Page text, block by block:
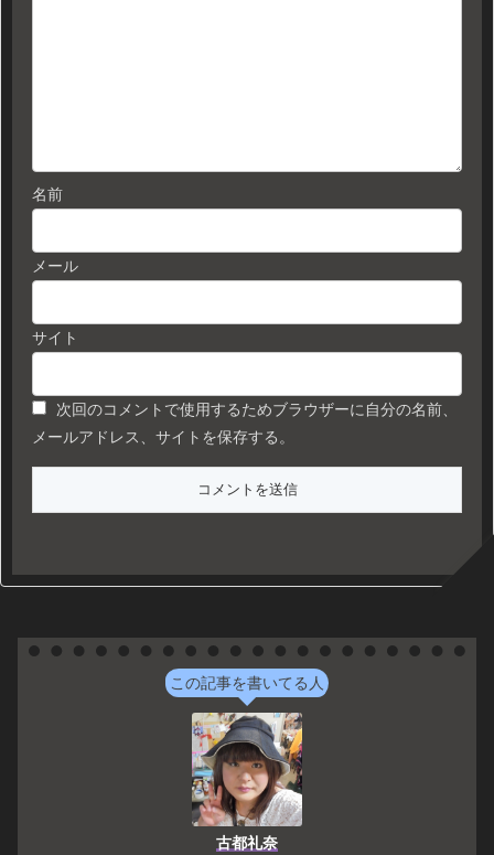
名前
メール
サイト
次回のコメントで使用するためブラウザーに自分の名前、
メールアドレス、サイトを保存する。
この記事を書いてる人
古都礼奈